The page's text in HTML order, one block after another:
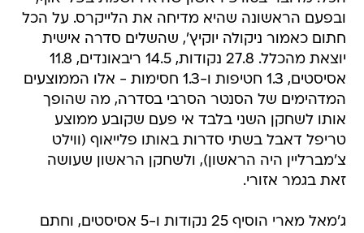
ובפעם הראשונה שהיא מדיחה את הלייקרס. על הכל
חתום כאמור ניקולה יוקיץ', שהשלים סדרה אישית
יוצאת מהכלל. 27.8 נקודות, 14.5 ריבאונדים, 11.8
אסיסטים, 1.3 חטיפות ו-1.3 חסימות - אלו הממוצעים
המדהימים של הסנטר הסרבי בסדרה, מה שהופך
אותו לשחקן השני בלבד אי פעם שקובע ממוצע
טריפל דאבל בשתי סדרות באותו פלייאוף (ווילט
צ'מברליין היה הראשון), ולשחקן הראשון שעושה
זאת בגמר אזורי.
ג'מאל מארי הוסיף 25 נקודות ו-5 אסיסטים, וחתם